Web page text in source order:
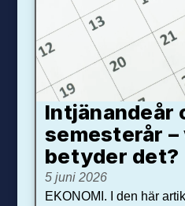
Intjänandeår
semesterår –
betyder det?
5 juni 2026
EKONOMI. I den här